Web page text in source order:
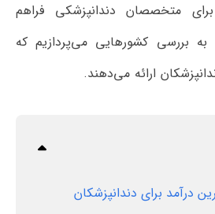
برای متخصصان دندانپزشکی فراهم
به بررسی کشورهایی می‌پردازیم که
ارائه می‌دهند.
درآمد برای دندانپزشکان